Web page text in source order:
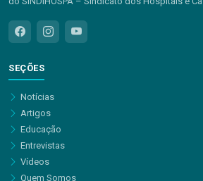
SEÇÕES
Notícias
Artigos
Educação
Entrevistas
Vídeos
Quem Somos